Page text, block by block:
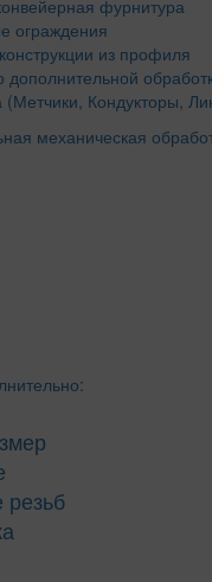
фурнитура
ограждения
из профиля
дополнительной
(Метчики, Кондукторы,
резьб